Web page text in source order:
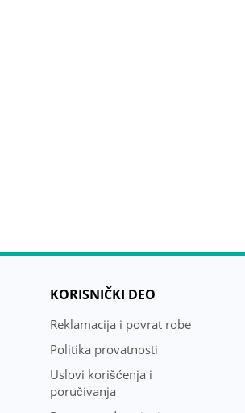
KORISNIČKI DEO
Reklamacija i povrat robe
Politika provatnosti
Uslovi korišćenja i
poručivanja